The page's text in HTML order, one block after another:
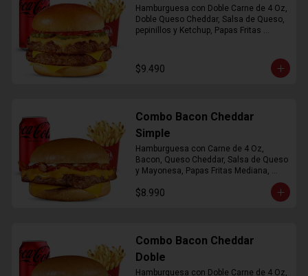
Hamburguesa con Doble Carne de 4 Oz,
Doble Queso Cheddar, Salsa de Queso,
pepinillos y Ketchup, Papas Fritas
$9.490
Combo Bacon Cheddar
Simple
Hamburguesa con Carne de 4 Oz,
Bacon, Queso Cheddar, Salsa de Queso
y Mayonesa, Papas Fritas Mediana,
$8.990
Combo Bacon Cheddar
Doble
Hamburguesa con Doble Carne de 4 Oz,